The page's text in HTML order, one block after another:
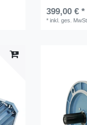
399,00 € *
*inkl. ges. MwSt.